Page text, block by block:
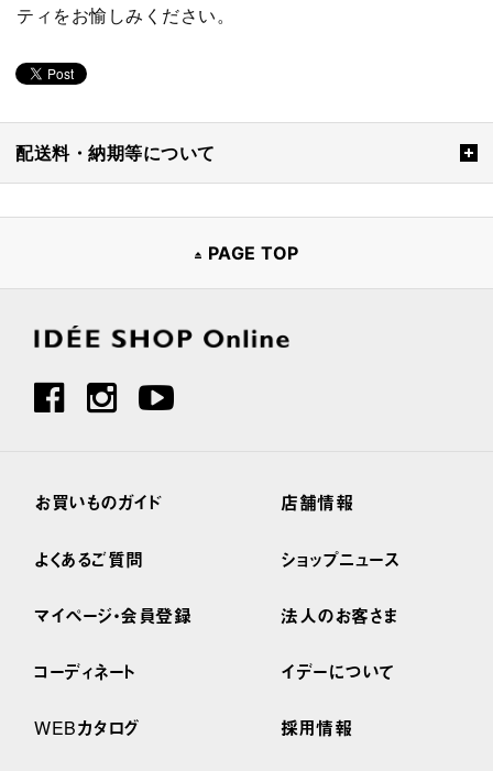
ティをお愉しみください。
配送料・納期等について
PAGE TOP
お買いものガイド
よくあるご質問
マイページ・会員登録
コーディネート
WEBカタログ
店舗情報
ショップニュース
法人のお客さま
イデーについて
採用情報